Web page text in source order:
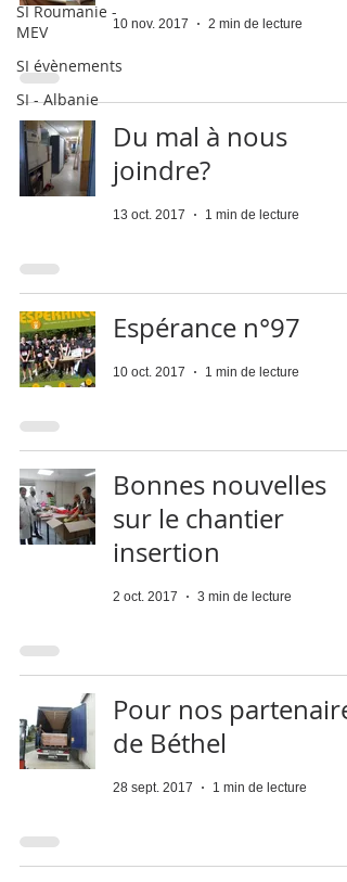
SI Roumanie -
MEV
SI évènements
SI - Albanie
10 nov. 2017 2 min de lecture
Du mal à nous
joindre?
13 oct. 2017 1 min de lecture
Espérance n°97
10 oct. 2017 1 min de lecture
Bonnes nouvelles
sur le chantier
insertion
2 oct. 2017 3 min de lecture
Pour nos
de Béthel
28 sept. 2017 1 min de lecture